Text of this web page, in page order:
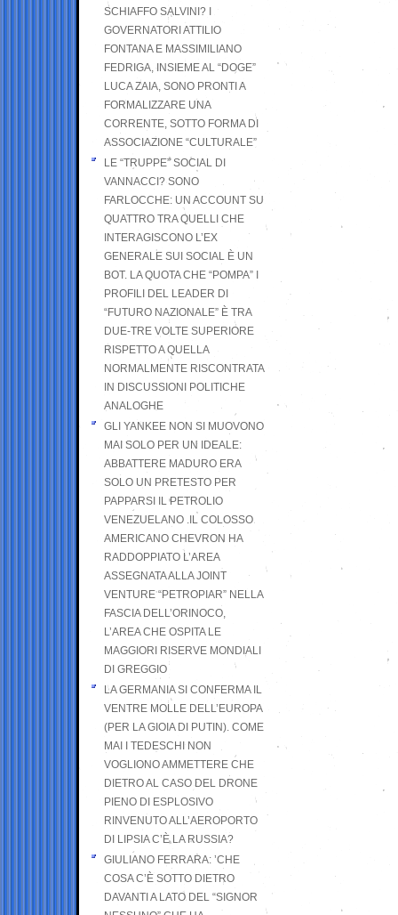
SCHIAFFO SALVINI? I
GOVERNATORI ATTILIO
FONTANA E MASSIMILIANO
FEDRIGA, INSIEME AL “DOGE”
LUCA ZAIA, SONO PRONTI A
FORMALIZZARE UNA
CORRENTE, SOTTO FORMA DI
ASSOCIAZIONE “CULTURALE”
LE “TRUPPE” SOCIAL DI
VANNACCI? SONO
FARLOCCHE: UN ACCOUNT SU
QUATTRO TRA QUELLI CHE
INTERAGISCONO L’EX
GENERALE SUI SOCIAL È UN
BOT. LA QUOTA CHE “POMPA” I
PROFILI DEL LEADER DI
“FUTURO NAZIONALE” È TRA
DUE-TRE VOLTE SUPERIORE
RISPETTO A QUELLA
NORMALMENTE RISCONTRATA
IN DISCUSSIONI POLITICHE
ANALOGHE
GLI YANKEE NON SI MUOVONO
MAI SOLO PER UN IDEALE:
ABBATTERE MADURO ERA
SOLO UN PRETESTO PER
PAPPARSI IL PETROLIO
VENEZUELANO .IL COLOSSO
AMERICANO CHEVRON HA
RADDOPPIATO L’AREA
ASSEGNATA ALLA JOINT
VENTURE “PETROPIAR” NELLA
FASCIA DELL’ORINOCO,
L’AREA CHE OSPITA LE
MAGGIORI RISERVE MONDIALI
DI GREGGIO
LA GERMANIA SI CONFERMA IL
VENTRE MOLLE DELL’EUROPA
(PER LA GIOIA DI PUTIN). COME
MAI I TEDESCHI NON
VOGLIONO AMMETTERE CHE
DIETRO AL CASO DEL DRONE
PIENO DI ESPLOSIVO
RINVENUTO ALL’AEROPORTO
DI LIPSIA C’È LA RUSSIA?
GIULIANO FERRARA: ’CHE
COSA C’È SOTTO DIETRO
DAVANTI A LATO DEL “SIGNOR